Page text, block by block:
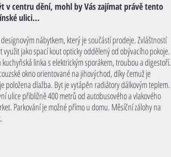
v centru dění, mohl by Vás zajímat právě tento
ulici...
nábytkem, který je součástí prodeje. Zvláštností
jako spací kout opticky oddělený od obývacího pokoje.
linka s elektrickým sporákem, troubou a digestoří.
okno orientované na jihovýchod, díky čemuž je
dlažba. Byt je vytápěn radiátory dálkovým teplem.
ulice přibližně 400 metrů od autobusového a vlakového
Parkování je možné přímo u domu. Měsíční zálohy na